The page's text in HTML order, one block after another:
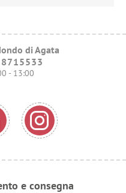
di Agata
- 13:00
e consegna